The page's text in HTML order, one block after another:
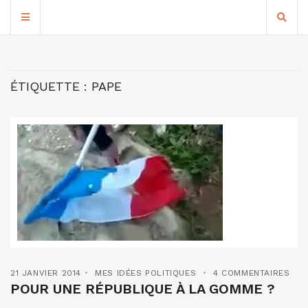
ÉTIQUETTE : PAPE
21 JANVIER 2014 MES IDÉES POLITIQUES 4 COMMENTAIRES
POUR UNE RÉPUBLIQUE À LA GOMME ?